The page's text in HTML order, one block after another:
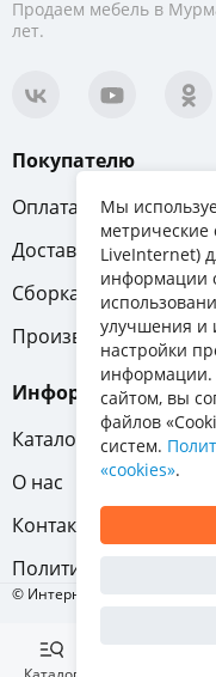
Продаем мебель в
лет.
Покупателю
Оплата
Доставка
Сборка
Производители
Информация
Каталог мебели
О нас
Контакты
Политика
© Интернет-магазин
Мы
метрические
LiveInternet)
информации
улучшения и
настройки
информации.
сайтом, вы
файлов
систем.
«cookies».